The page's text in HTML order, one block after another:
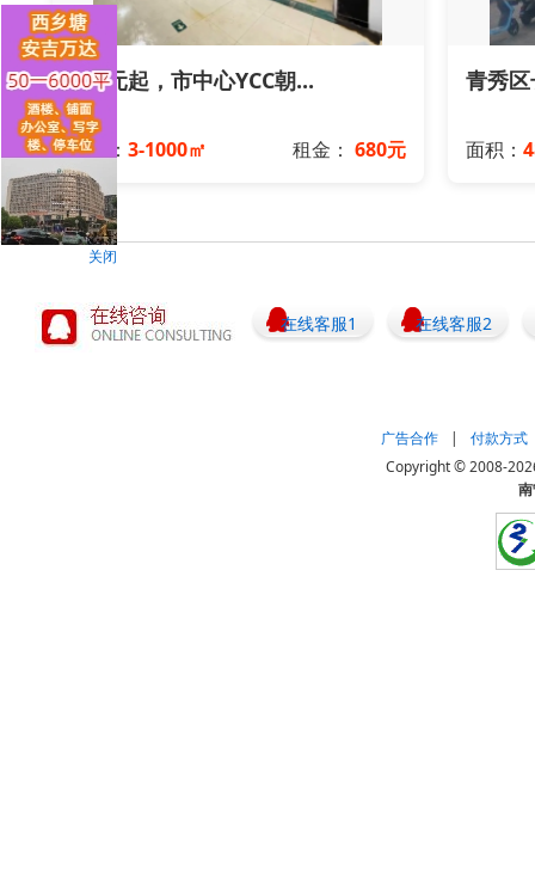
680元起，市中心YCC朝...
面积： 3-1000㎡ 租金： 680元
青秀
面积：
在线客服1 在线客服2
广告合作 |
付款方式
Copyright © 2008-
关闭